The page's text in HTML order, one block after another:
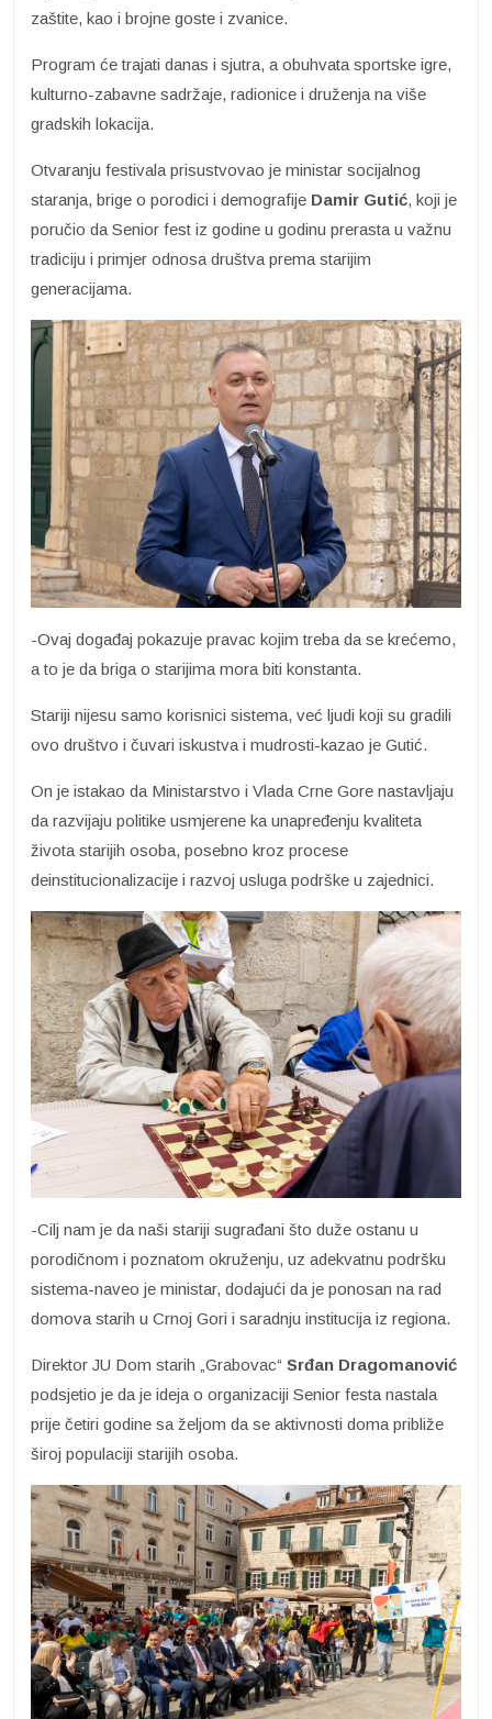
zaštite, kao i brojne goste i zvanice.
Program će trajati danas i sjutra, a obuhvata sportske igre,
kulturno-zabavne sadržaje, radionice i druženja na više
gradskih lokacija.
Otvaranju festivala prisustvovao je ministar socijalnog
staranja, brige o porodici i demografije Damir Gutić, koji je
poručio da Senior fest iz godine u godinu prerasta u važnu
tradiciju i primjer odnosa društva prema starijim
generacijama.
-Ovaj događaj pokazuje pravac kojim treba da se krećemo,
a to je da briga o starijima mora biti konstanta.
Stariji nijesu samo korisnici sistema, već ljudi koji su gradili
ovo društvo i čuvari iskustva i mudrosti-kazao je Gutić.
On je istakao da Ministarstvo i Vlada Crne Gore nastavljaju
da razvijaju politike usmjerene ka unapređenju kvaliteta
života starijih osoba, posebno kroz procese
deinstitucionalizacije i razvoj usluga podrške u zajednici.
-Cilj nam je da naši stariji sugrađani što duže ostanu u
porodičnom i poznatom okruženju, uz adekvatnu podršku
sistema-naveo je ministar, dodajući da je ponosan na rad
domova starih u Crnoj Gori i saradnju institucija iz regiona.
Direktor JU Dom starih „Grabovac“ Srđan Dragomanović
podsjetio je da je ideja o organizaciji Senior festa nastala
prije četiri godine sa željom da se aktivnosti doma približe
široj populaciji starijih osoba.